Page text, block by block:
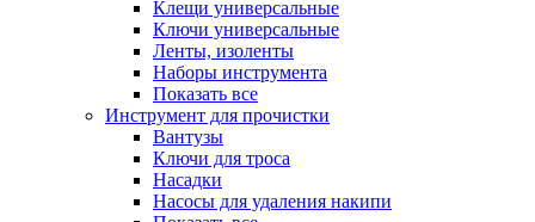
Клещи универсальные
Ключи универсальные
Ленты, изоленты
Наборы инструмента
Показать все
Инструмент для прочистки
Вантузы
Ключи для троса
Насадки
Насосы для удаления накипи